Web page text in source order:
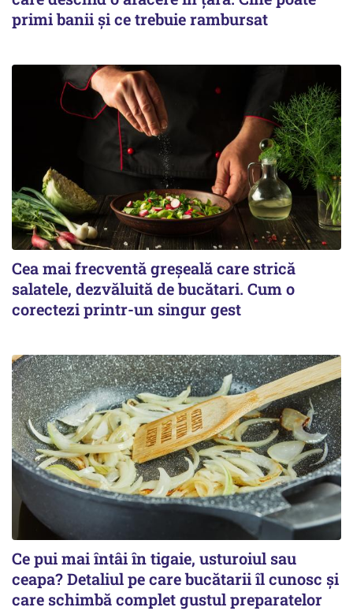
primi banii și ce trebuie rambursat
Cea mai frecventă greșeală care strică
salatele, dezvăluită de bucătari. Cum o
corectezi printr-un singur gest
Ce pui mai întâi în tigaie, usturoiul sau
ceapa? Detaliul pe care bucătarii îl cunosc și
care schimbă complet gustul preparatelor